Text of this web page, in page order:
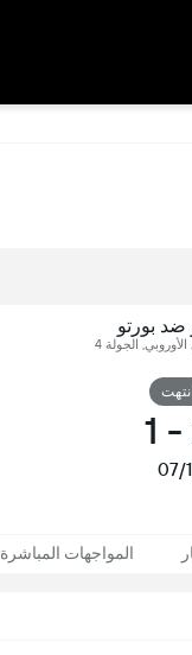
ضد بورتو
الجولة 4
انتهت
-
1
07/
المواجهات المباشرة